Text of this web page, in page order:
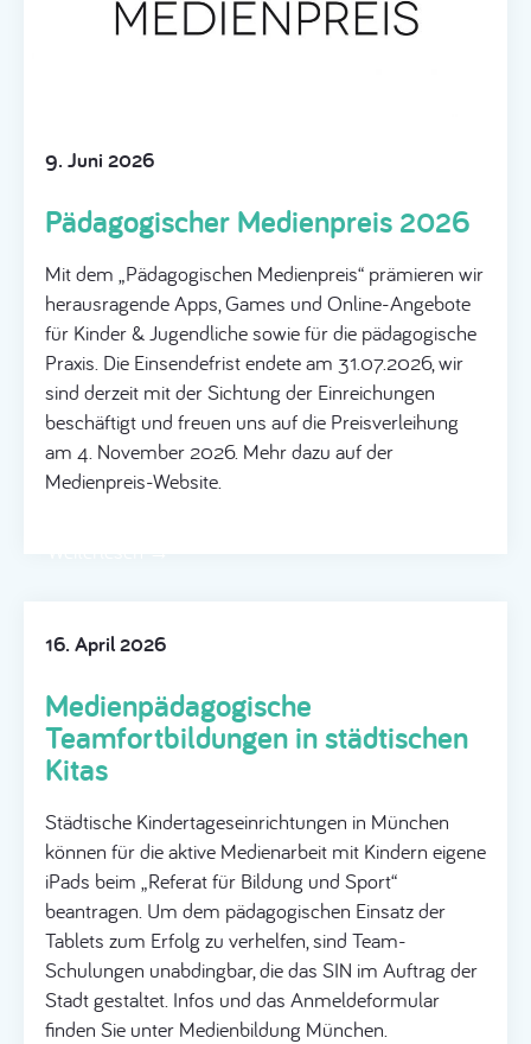
9. Juni 2026
Pädagogischer Medienpreis 2026
Mit dem „Pädagogischen Medienpreis“ prämieren wir
herausragende Apps, Games und Online-Angebote
für Kinder & Jugendliche sowie für die pädagogische
Praxis. Die Einsendefrist endete am 31.07.2026, wir
sind derzeit mit der Sichtung der Einreichungen
beschäftigt und freuen uns auf die Preisverleihung
am 4. November 2026. Mehr dazu auf der
Medienpreis-Website.
16. April 2026
Medienpädagogische
Teamfortbildungen in städtischen
Kitas
Städtische Kindertageseinrichtungen in München
können für die aktive Medienarbeit mit Kindern eigene
iPads beim „Referat für Bildung und Sport“
beantragen. Um dem pädagogischen Einsatz der
Tablets zum Erfolg zu verhelfen, sind Team-
Schulungen unabdingbar, die das SIN im Auftrag der
Stadt gestaltet. Infos und das Anmeldeformular
finden Sie unter Medienbildung München.